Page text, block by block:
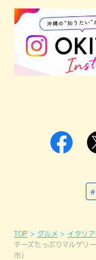
#
TOP グルメ イタリ
チーズたっぷりマルゲリ
市）